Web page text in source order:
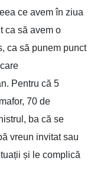
ce avem în ziua
ca să avem o
ca să punem punct
Pentru că 5
70 de
ba că se
vreun invitat sau
și le complică